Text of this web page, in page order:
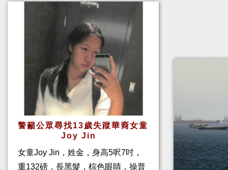
警籲公眾尋找13歲失蹤華裔女童
Joy Jin
女童Joy Jin，姓金，身高5呎7吋，
重132磅，長黑髮，棕色眼睛，操普